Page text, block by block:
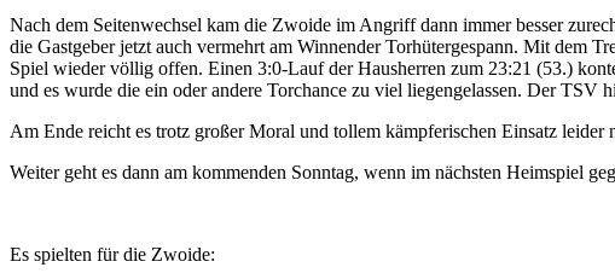
Nach dem Seitenwechsel kam die Zwoide im Angriff dann immer besser
die Gastgeber jetzt auch vermehrt am Winnender Torhütergespann. Mit dem
Spiel wieder völlig offen. Einen 3:0-Lauf der Hausherren zum 23:21 (53.)
und es wurde die ein oder andere Torchance zu viel liegengelassen. Der TSV
Am Ende reicht es trotz großer Moral und tollem kämpferischen Einsatz leider
Weiter geht es dann am kommenden Sonntag, wenn im nächsten Heimspiel
Es spielten für die Zwoide: